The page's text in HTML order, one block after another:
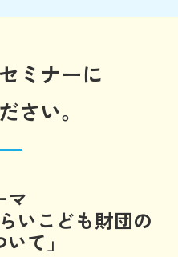
ミナーに
さい。
マ
いこども財団の
て」